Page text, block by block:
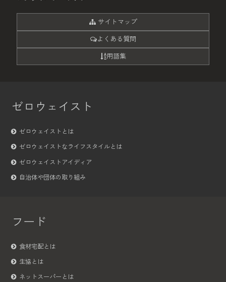
サイトマップ
よくある質問
用語集
ゼロウェイスト
ゼロウェイストとは
ゼロウェイストなライフスタイルとは
ゼロウェイストアイディア
自治体や団体の取り組み
フード
食材宅配とは
生協とは
ネットスーパーとは